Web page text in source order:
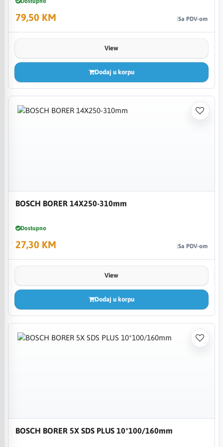
79,50 KM Sa PDV-om
View
Dodaj u korpu
BOSCH BORER 14X250-310mm
Dostupno
27,30 KM Sa PDV-om
View
Dodaj u korpu
BOSCH BORER 5X SDS PLUS 10*100/160mm